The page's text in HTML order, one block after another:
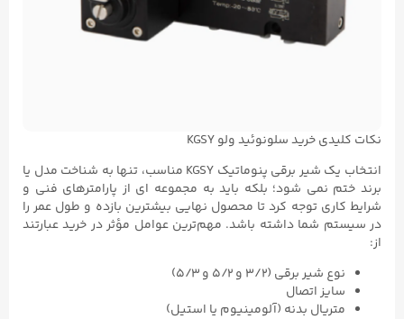
نکات کلیدی خرید سلونوئید ولو KGSY
انتخاب یک شیر برقی پنوماتیک KGSY مناسب، تنها به شناخت مدل یا
برند ختم نمی‌ شود؛ بلکه باید به مجموعه‌ ای از پارامترهای فنی و
شرایط کاری توجه کرد تا محصول نهایی بیشترین بازده و طول عمر را
در سیستم شما داشته باشد. مهم‌ترین عوامل مؤثر در خرید عبارتند
از:
نوع شیر برقی (۳/۲ و ۵/۲ و ۵/۳)
سایز اتصال
متریال بدنه (آلومینیوم یا استیل)